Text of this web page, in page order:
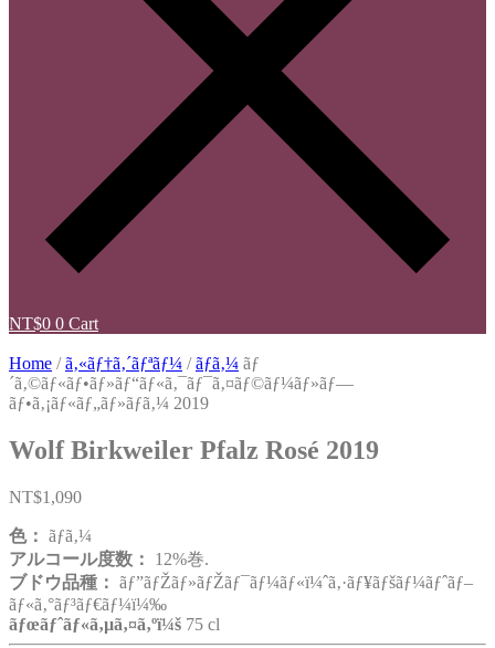
NT$0 0 Cart
Home /ã‚«ãƒ†ã‚´ãƒªãƒ¼ /ãƒ­ã‚¼ ãƒ
´ã‚©ãƒ«ãƒ•ãƒ»ãƒ“ãƒ«ã‚¯ãƒ¯ã‚¤ãƒ©ãƒ¼ãƒ»ãƒ—
ãƒ•ã‚¡ãƒ«ãƒ„ãƒ»ãƒ­ã‚¼ 2019
Wolf Birkweiler Pfalz Rosé 2019
NT$1,090
色： ãƒ­ã‚¼
アルコール度数：
12%巻.
ブドウ品種： ãƒ”ãƒŽãƒ»ãƒŽãƒ¯ãƒ¼ãƒ«ï¼ˆã‚·ãƒ¥ãƒšãƒ¼ãƒˆãƒ–
ãƒ«ã‚°ãƒ³ãƒ€ãƒ¼ï¼‰
ãƒœãƒˆãƒ«ã‚µã‚¤ã‚ºï¼š 75 cl